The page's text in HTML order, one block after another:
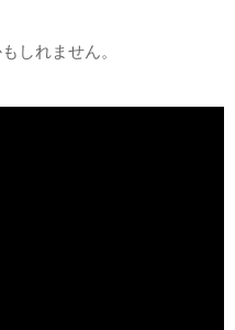
しれません。